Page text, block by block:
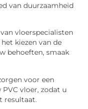
van duurzaamheid
vloerspecialisten
kiezen van de
behoeften, smaak
voor een
vloer, zodat u
resultaat.